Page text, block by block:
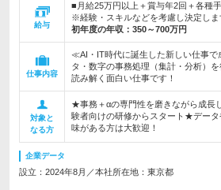
給与
■月給25万円以上＋賞与年2回＋各種
※経験・スキルなどを考慮し決定しま
初年度の年収： 350～700万円
仕事内容
≪AI・IT時代に誕生した新しい仕事
タ・数字の事務処理（集計・分析）
読み解く面白い仕事です！
対象と
なる方
★事務＋αの専門性を磨きながら成長
験者向けの研修からスタート★デー
味がある方は大歓迎！
企業データ
設立：2024年8月／本社所在地：東京都